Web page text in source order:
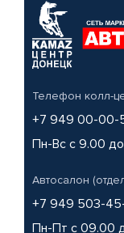
Телефон колл-
+7 949 00-00-
Пн-Вс с 9.00
Автосалон
+7 949 503-
Пн-Пт с 09.00